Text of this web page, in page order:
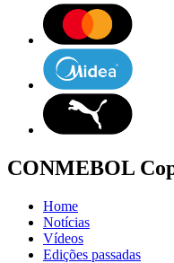
CONMEBOL
Home
Notícias
Vídeos
Edições passadas